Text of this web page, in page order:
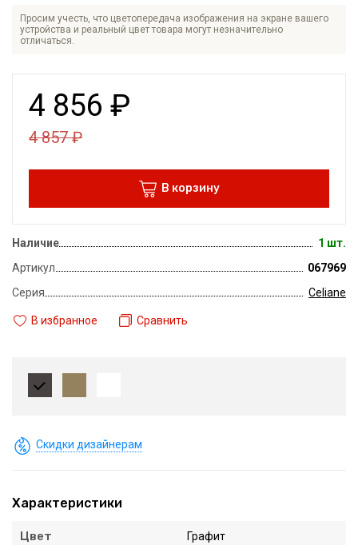
Просим учесть, что цветопередача изображения на экране вашего
устройства и реальный цвет товара могут незначительно
отличаться.
4 856 ₽
4 857₽
В корзину
Наличие
1 шт.
Артикул
067969
Серия
Celiane
В избранное Сравнить
Скидки дизайнерам
Характеристики
Цвет Графит